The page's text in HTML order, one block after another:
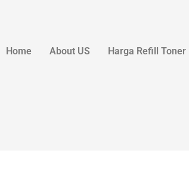
Home
About US Harga Refill Toner